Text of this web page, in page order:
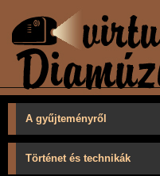
A gyűjteményről
Történet és technikák